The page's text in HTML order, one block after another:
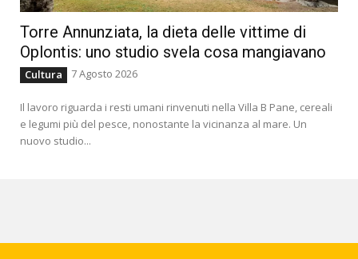
Torre Annunziata, la dieta delle vittime di
Oplontis: uno studio svela cosa mangiavano
Cultura 7 Agosto 2026
Il lavoro riguarda i resti umani rinvenuti nella Villa B Pane, cereali
e legumi più del pesce, nonostante la vicinanza al mare. Un
nuovo studio...